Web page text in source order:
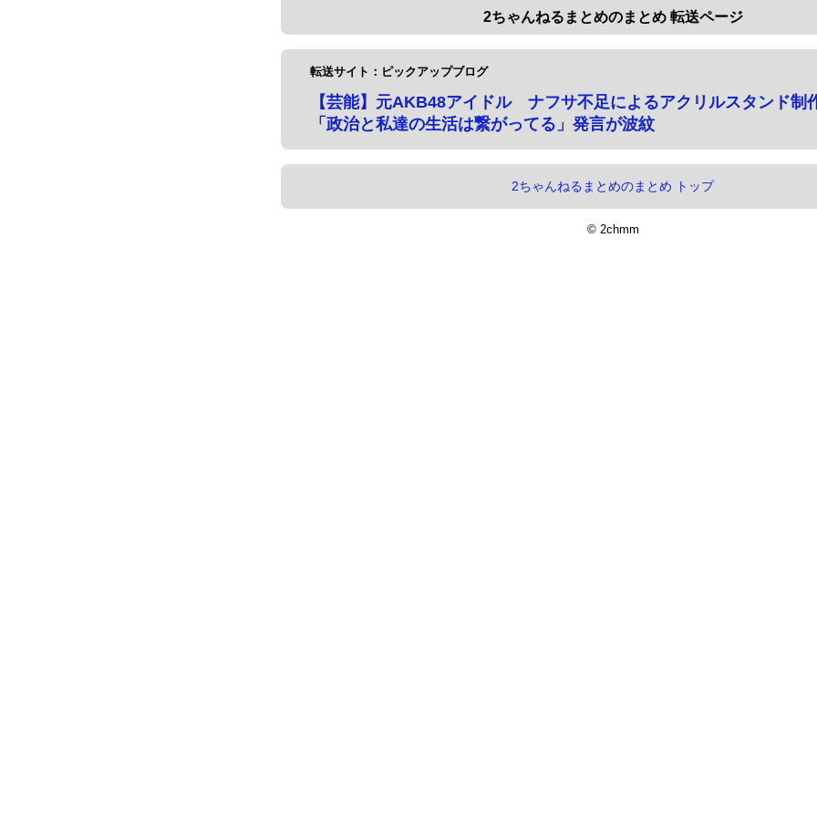
2ちゃんねるまとめのまとめ 転送ページ
転送サイト：ピックアップブログ
【芸能】元AKB48アイドル ナフサ不足によるアクリルスタンド制
「政治と私達の生活は繋がってる」発言が波紋
2ちゃんねるまとめのまとめ トップ
© 2chmm